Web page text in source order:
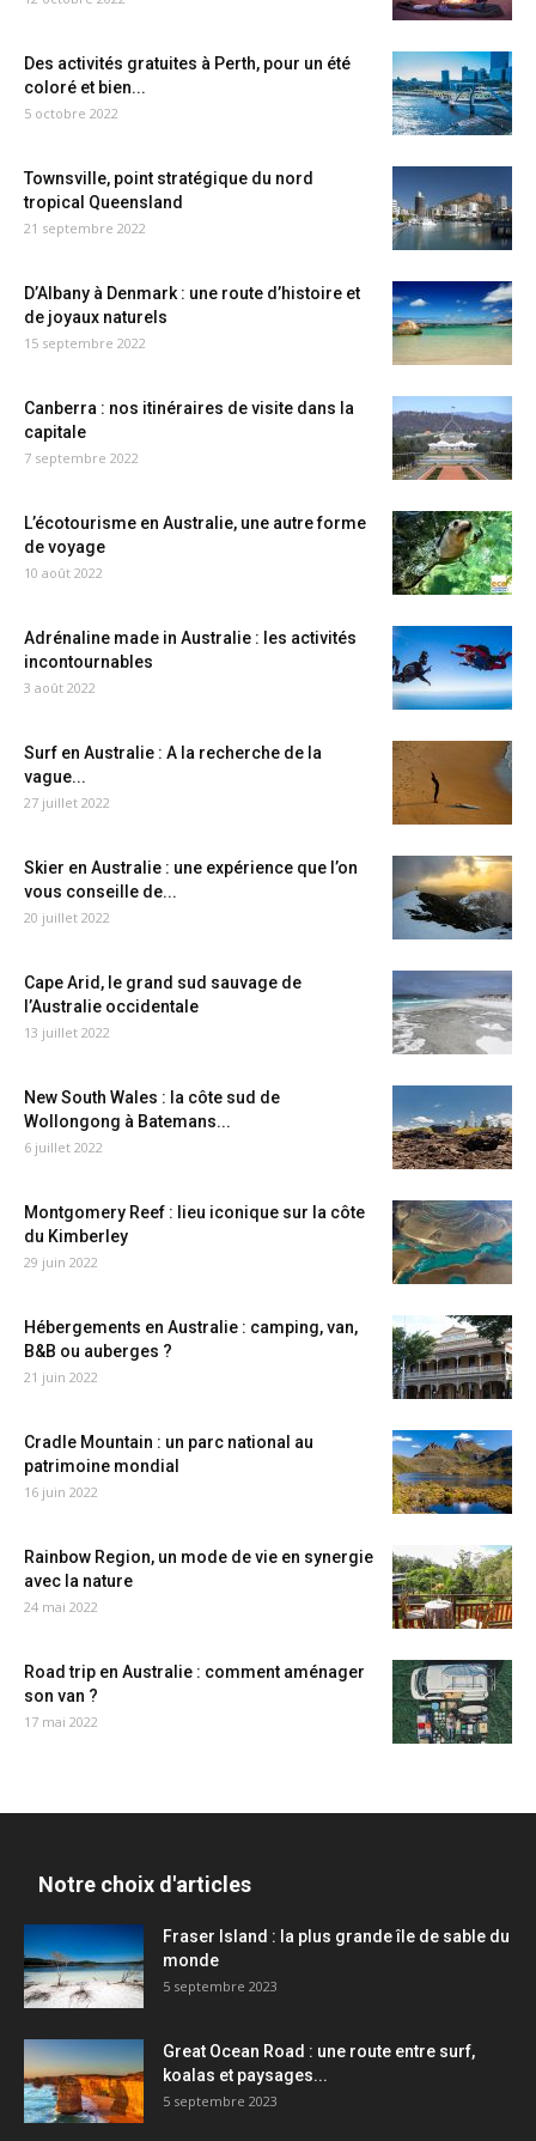
Des activités gratuites à Perth, pour un été
coloré et bien...
5 octobre 2022
Townsville, point stratégique du nord
tropical Queensland
21 septembre 2022
D’Albany à Denmark : une route d’histoire et
de joyaux naturels
15 septembre 2022
Canberra : nos itinéraires de visite dans la
capitale
7 septembre 2022
L’écotourisme en Australie, une autre forme
de voyage
10 août 2022
Adrénaline made in Australie : les activités
incontournables
3 août 2022
Surf en Australie : A la recherche de la
vague...
27 juillet 2022
Skier en Australie : une expérience que l’on
vous conseille de...
20 juillet 2022
Cape Arid, le grand sud sauvage de
l’Australie occidentale
13 juillet 2022
New South Wales : la côte sud de
Wollongong à Batemans...
6 juillet 2022
Montgomery Reef : lieu iconique sur la côte
du Kimberley
29 juin 2022
Hébergements en Australie : camping, van,
B&B ou auberges ?
21 juin 2022
Cradle Mountain : un parc national au
patrimoine mondial
16 juin 2022
Rainbow Region, un mode de vie en synergie
avec la nature
24 mai 2022
Road trip en Australie : comment aménager
son van ?
17 mai 2022
Notre choix d'articles
Fraser Island : la plus grande île de sable du
monde
5 septembre 2023
Great Ocean Road : une route entre surf,
koalas et paysages...
5 septembre 2023